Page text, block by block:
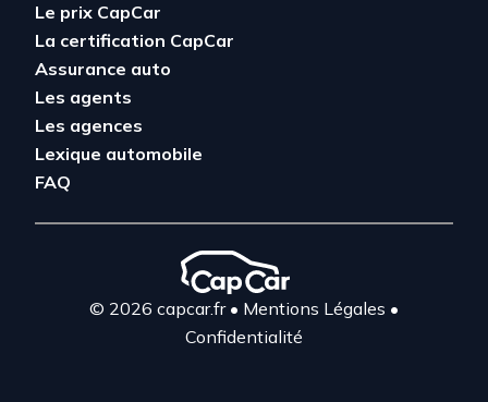
Le prix CapCar
La certification CapCar
Assurance auto
Les agents
Les agences
Lexique automobile
FAQ
© 2026 capcar.fr• Mentions Légales •
Confidentialité